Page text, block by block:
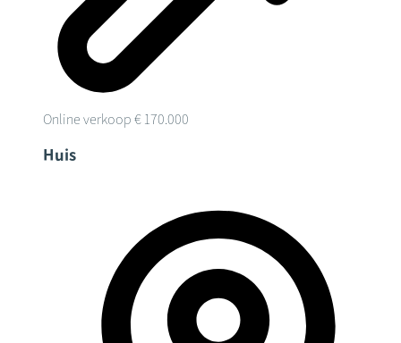
Online verkoop € 170.000
Huis